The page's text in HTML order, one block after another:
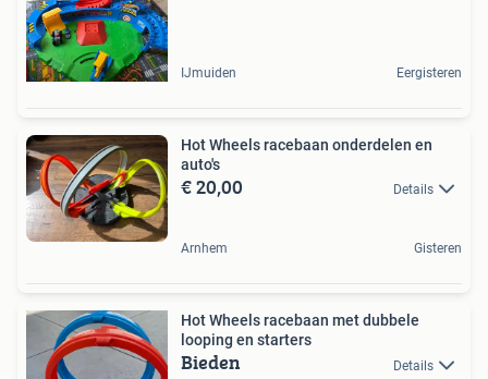
IJmuiden Eergisteren
Hot Wheels racebaan onderdelen en
auto's
€ 20,00 Details
Arnhem Gisteren
Hot Wheels racebaan met dubbele
looping en starters
Bieden Details